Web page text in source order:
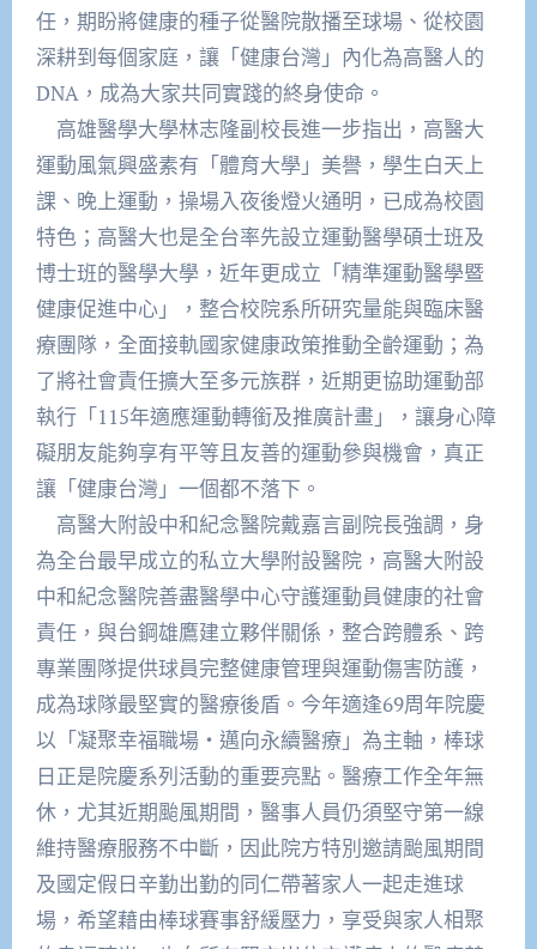
任，期盼將健康的種子從醫院散播至球場、從校園
深耕到每個家庭，讓「健康台灣」內化為高醫人的
DNA，成為大家共同實踐的終身使命。
高雄醫學大學林志隆副校長進一步指出，高醫大
運動風氣興盛素有「體育大學」美譽，學生白天上
課、晚上運動，操場入夜後燈火通明，已成為校園
特色；高醫大也是全台率先設立運動醫學碩士班及
博士班的醫學大學，近年更成立「精準運動醫學暨
健康促進中心」，整合校院系所研究量能與臨床醫
療團隊，全面接軌國家健康政策推動全齡運動；為
了將社會責任擴大至多元族群，近期更協助運動部
執行「115年適應運動轉銜及推廣計畫」，讓身心障
礙朋友能夠享有平等且友善的運動參與機會，真正
讓「健康台灣」一個都不落下。
高醫大附設中和紀念醫院戴嘉言副院長強調，身
為全台最早成立的私立大學附設醫院，高醫大附設
中和紀念醫院善盡醫學中心守護運動員健康的社會
責任，與台鋼雄鷹建立夥伴關係，整合跨體系、跨
專業團隊提供球員完整健康管理與運動傷害防護，
成為球隊最堅實的醫療後盾。今年適逢69周年院慶
以「凝聚幸福職場・邁向永續醫療」為主軸，棒球
日正是院慶系列活動的重要亮點。醫療工作全年無
休，尤其近期颱風期間，醫事人員仍須堅守第一線
維持醫療服務不中斷，因此院方特別邀請颱風期間
及國定假日辛勤出勤的同仁帶著家人一起走進球
場，希望藉由棒球賽事舒緩壓力，享受與家人相聚